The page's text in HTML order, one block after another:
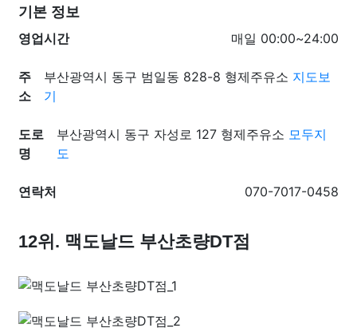
기본 정보
영업시간
매일 00:00~24:00
주
소
부산광역시 동구 범일동 828-8 형제주유소 지도보
기
도로
명
부산광역시 동구 자성로 127 형제주유소 모두지
도
연락처 070-7017-0458
12위. 맥도날드 부산초량DT점